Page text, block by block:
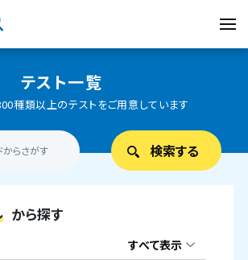
テスト一覧
種類以上のテストをご用意しています
から探す
すべて表示